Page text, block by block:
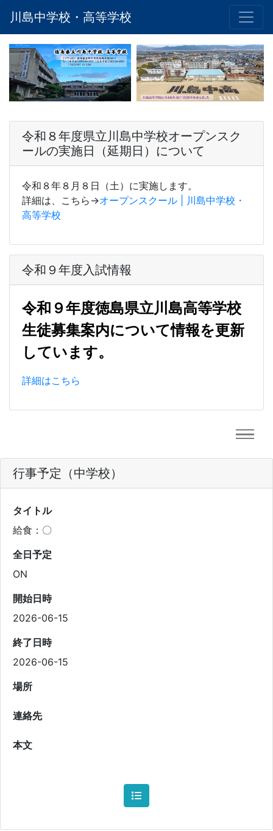
川島中学校・高等学校
令和８年度県立川島中学校オープンスク
ールの実施日（延期日）について
令和８年８月８日（土）に実施します。
詳細は、こちら→オープンスクール | 川島中学校・
高等学校
令和９年度入試情報
令和９年度徳島県立川島高等学校
生徒募集案内について情報を更新
しています。
詳細はこちら
行事予定（中学校）
タイトル
給食：〇
全日予定
ON
開始日時
2026-06-15
終了日時
2026-06-15
場所
連絡先
本文